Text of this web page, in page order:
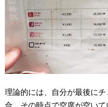
理論的には、自分が最後に